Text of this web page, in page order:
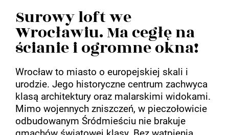
Surowy loft we
Wrocławiu. Ma cegłę na
ścianie i ogromne okna!
Wrocław to miasto o europejskiej skali i
urodzie. Jego historyczne centrum zachwyca
klasą architektury oraz malarskimi widokami.
Mimo wojennych zniszczeń, w pieczołowicie
odbudowanym Śródmieściu nie brakuje